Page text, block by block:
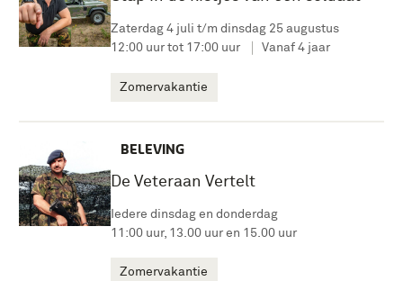
Zaterdag 4 juli t/m dinsdag 25 augustus
12:00 uur tot 17:00 uur
Vanaf 4 jaar
Zomervakantie
BELEVING
De Veteraan Vertelt
Iedere dinsdag en donderdag
11:00 uur, 13.00 uur en 15.00 uur
Zomervakantie